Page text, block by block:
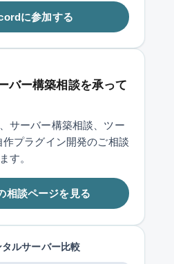
に参加する
バー構築相談を承って
サーバー構築相談、ツー
作プラグイン開発のご相談
す。
相談ページを見る
ルサーバー比較